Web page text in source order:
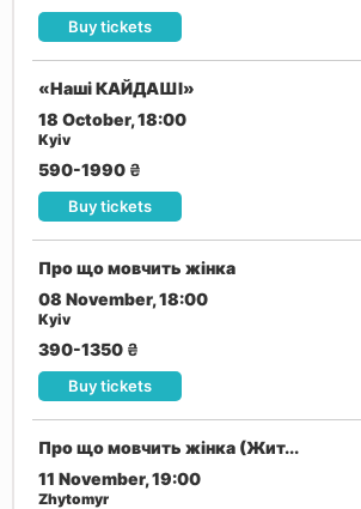
Buy tickets
«Наші КАЙДАШІ»
18 October, 18:00
Kyiv
590-1990 ₴
Buy tickets
Про що мовчить жінка
08 November, 18:00
Kyiv
390-1350 ₴
Buy tickets
Про що мовчить жінка (Жит...
11 November, 19:00
Zhytomyr